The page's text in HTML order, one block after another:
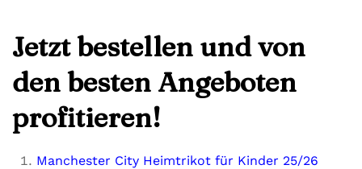
Jetzt bestellen und von
den besten Angeboten
profitieren!
Manchester City Heimtrikot für Kinder 25/26